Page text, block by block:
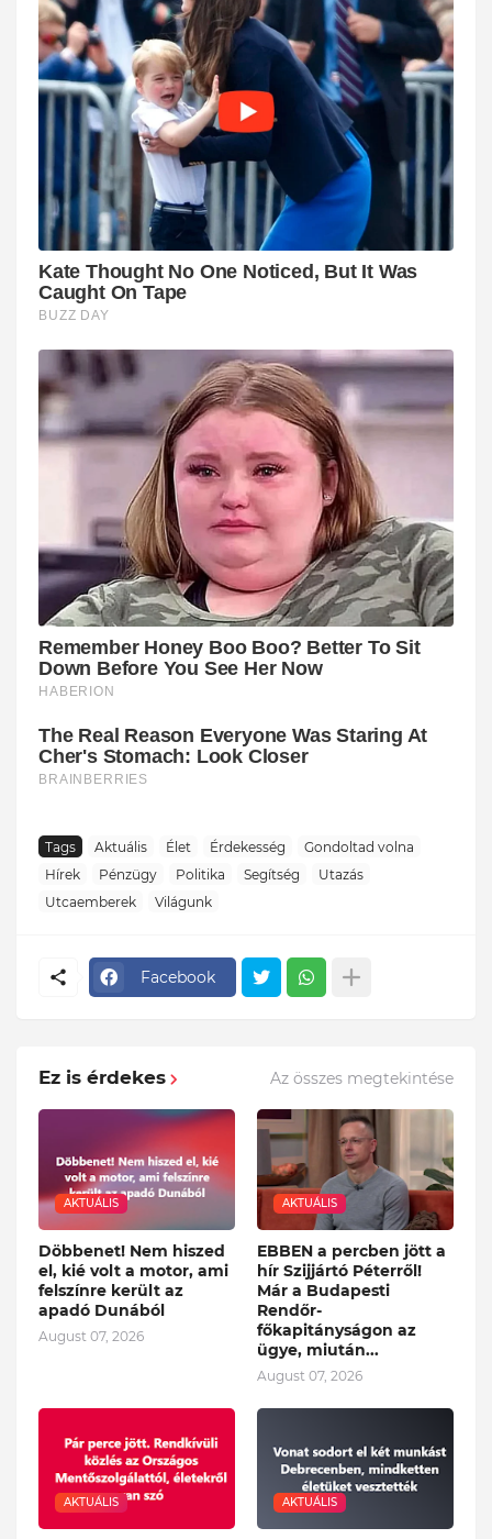
Tags Aktuális Élet Érdekesség
Gondoltad volna
Hírek
Pénzügy Politika Segítség
Utazás
Utcaemberek
Világunk
Facebook
Ez is érdekes Az összes megtekintése
AKTUÁLIS
Döbbenet! Nem hiszed
el, kié volt a motor, ami
felszínre került az
apadó Dunából
August 07, 2026
AKTUÁLIS
EBBEN a percben jött a
hír Szijjártó Péterről!
Már a Budapesti
Rendőr-
főkapitányságon az
ügye, miután...
August 07, 2026
AKTUÁLIS AKTUÁLIS